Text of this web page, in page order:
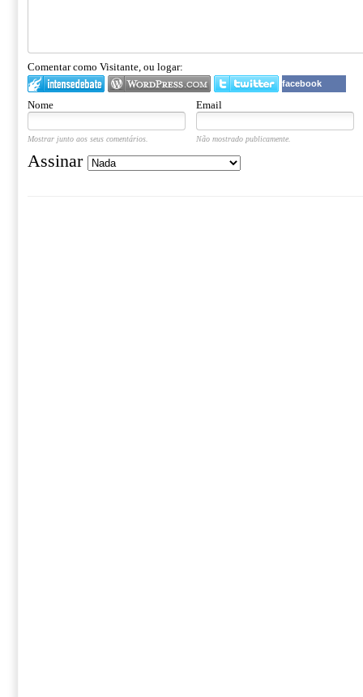
Comentar como Visitante, ou logar:
facebook
Nome Email
Mostrar junto aos seus comentários. Não mostrado publicamente.
Assinar